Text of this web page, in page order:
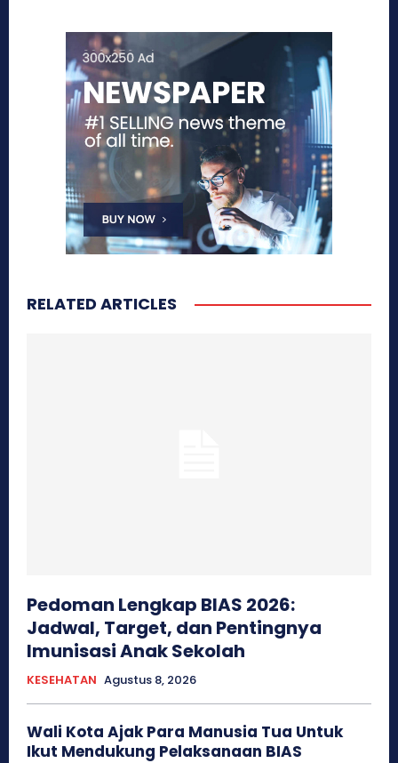
RELATED ARTICLES
Pedoman Lengkap BIAS 2026:
Jadwal, Target, dan Pentingnya
Imunisasi Anak Sekolah
KESEHATAN Agustus 8, 2026
Wali Kota Ajak Para Manusia Tua Untuk
Ikut Mendukung Pelaksanaan BIAS